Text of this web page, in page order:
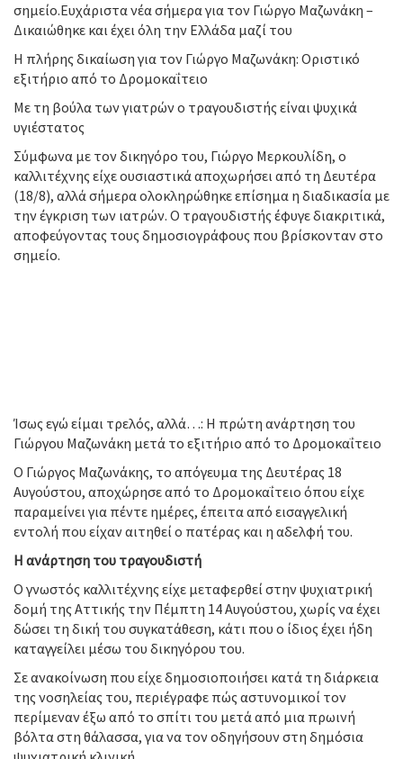
σημείο.Ευχάριστα νέα σήμερα για τον Γιώργο Μαζωνάκη –
Δικαιώθηκε και έχει όλη την Ελλάδα μαζί του
Η πλήρης δικαίωση για τον Γιώργο Μαζωνάκη: Οριστικό
εξιτήριο από το Δρομοκαΐτειο
Με τη βούλα των γιατρών ο τραγουδιστής είναι ψυχικά
υγιέστατος
Σύμφωνα με τον δικηγόρο του, Γιώργο Μερκουλίδη, ο
καλλιτέχνης είχε ουσιαστικά αποχωρήσει από τη Δευτέρα
(18/8), αλλά σήμερα ολοκληρώθηκε επίσημα η διαδικασία με
την έγκριση των ιατρών. Ο τραγουδιστής έφυγε διακριτικά,
αποφεύγοντας τους δημοσιογράφους που βρίσκονταν στο
σημείο.
Ίσως εγώ είμαι τρελός, αλλά…: Η πρώτη ανάρτηση του
Γιώργου Μαζωνάκη μετά το εξιτήριο από το Δρομοκαΐτειο
Ο Γιώργος Μαζωνάκης, το απόγευμα της Δευτέρας 18
Αυγούστου, αποχώρησε από το Δρομοκαΐτειο όπου είχε
παραμείνει για πέντε ημέρες, έπειτα από εισαγγελική
εντολή που είχαν αιτηθεί ο πατέρας και η αδελφή του.
Η ανάρτηση του τραγουδιστή
Ο γνωστός καλλιτέχνης είχε μεταφερθεί στην ψυχιατρική
δομή της Αττικής την Πέμπτη 14 Αυγούστου, χωρίς να έχει
δώσει τη δική του συγκατάθεση, κάτι που ο ίδιος έχει ήδη
καταγγείλει μέσω του δικηγόρου του.
Σε ανακοίνωση που είχε δημοσιοποιήσει κατά τη διάρκεια
της νοσηλείας του, περιέγραφε πώς αστυνομικοί τον
περίμεναν έξω από το σπίτι του μετά από μια πρωινή
βόλτα στη θάλασσα, για να τον οδηγήσουν στη δημόσια